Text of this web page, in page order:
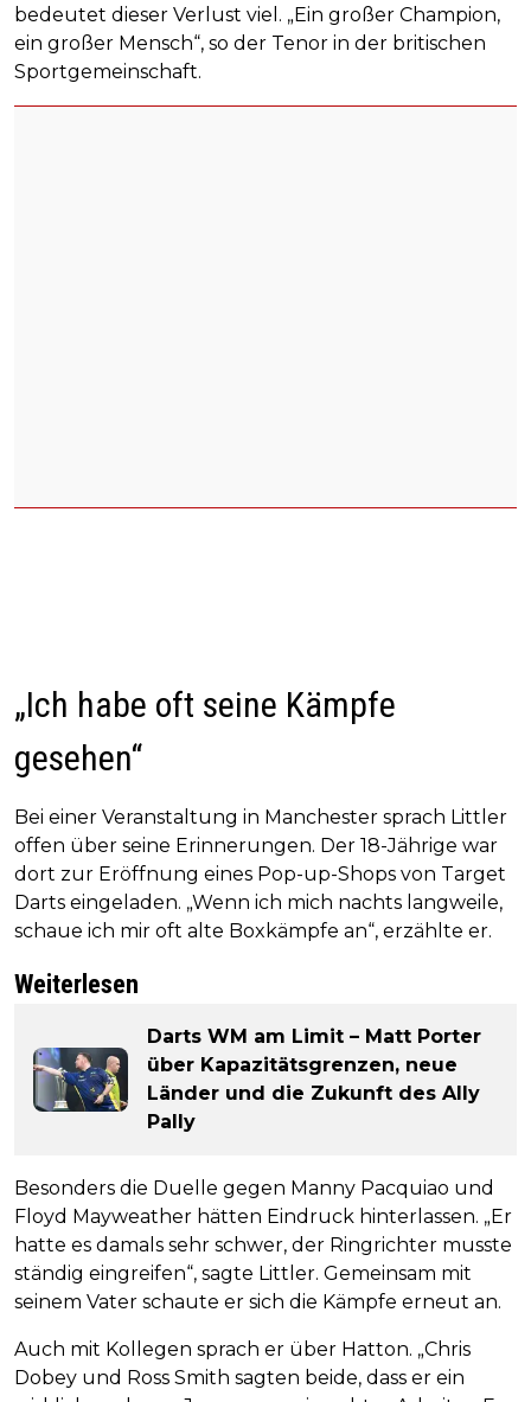
bedeutet dieser Verlust viel. „Ein großer Champion,
ein großer Mensch“, so der Tenor in der britischen
Sportgemeinschaft.
„Ich habe oft seine Kämpfe
gesehen“
Bei einer Veranstaltung in Manchester sprach Littler
offen über seine Erinnerungen. Der 18-Jährige war
dort zur Eröffnung eines Pop-up-Shops von Target
Darts eingeladen. „Wenn ich mich nachts langweile,
schaue ich mir oft alte Boxkämpfe an“, erzählte er.
Weiterlesen
Darts WM am Limit – Matt Porter
über Kapazitätsgrenzen, neue
Länder und die Zukunft des Ally
Pally
Besonders die Duelle gegen Manny Pacquiao und
Floyd Mayweather hätten Eindruck hinterlassen. „Er
hatte es damals sehr schwer, der Ringrichter musste
ständig eingreifen“, sagte Littler. Gemeinsam mit
seinem Vater schaute er sich die Kämpfe erneut an.
Auch mit Kollegen sprach er über Hatton. „Chris
Dobey und Ross Smith sagten beide, dass er ein